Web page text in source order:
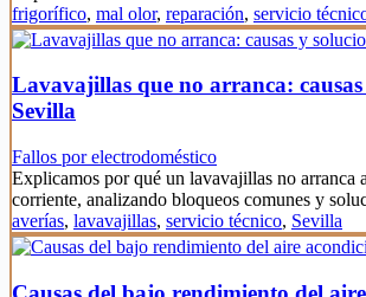
frigorífico, mal olor, reparación, servicio
Lavavajillas que no arranca: causas
Sevilla
Fallos por electrodoméstico
Explicamos por qué un lavavajillas no arranca
corriente, analizando bloqueos comunes y
averías, lavavajillas, servicio técnico, Sevilla